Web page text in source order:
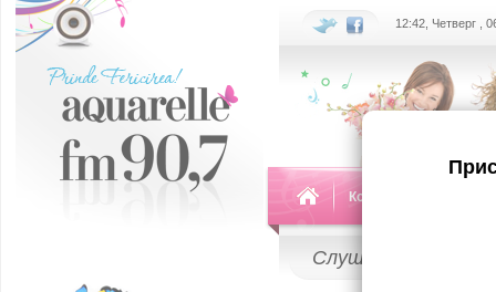
12:42, Четверг ,
Команда
Слушай